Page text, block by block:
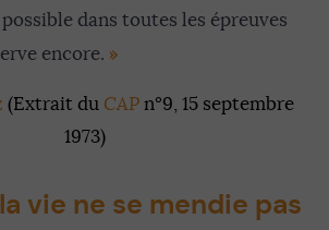
dans toutes les épreuves
encore. »
(Extrait du CAPn°9, 15 septembre
1973)
vie ne se mendie pas